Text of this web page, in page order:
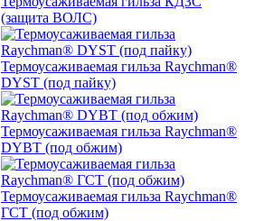
(защита ВОЛС)
Термоусаживаемая гильза Raychman®
DYST (под пайку)
Термоусаживаемая гильза Raychman®
DYBT (под обжим)
Термоусаживаемая гильза Raychman®
ГСТ (под обжим)